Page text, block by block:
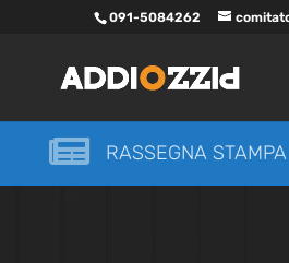
091-5084262
 RASSEGNA STAMPA